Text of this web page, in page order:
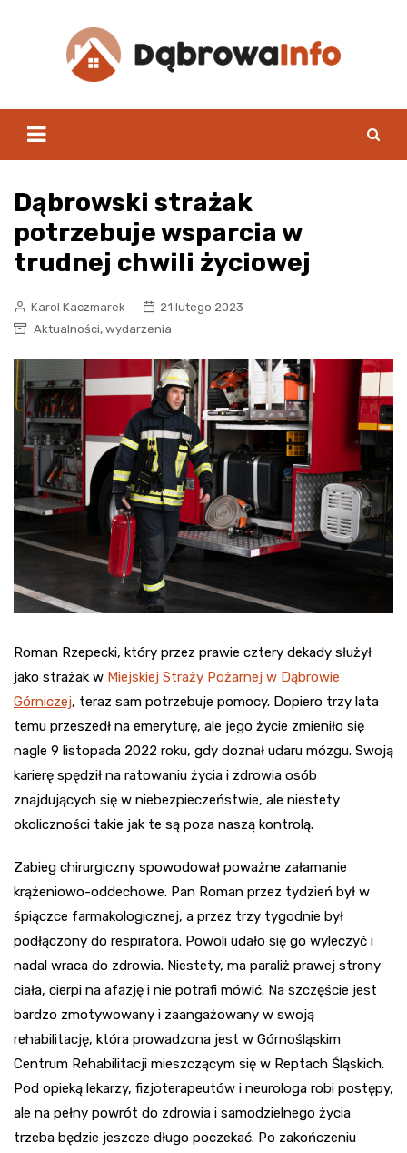
Dąbrowski strażak
potrzebuje wsparcia w
trudnej chwili życiowej
Karol Kaczmarek
21 lutego 2023
Aktualności, wydarzenia
Roman Rzepecki, który przez prawie cztery dekady służył
jako strażak w Miejskiej Straży Pożarnej w Dąbrowie
Górniczej, teraz sam potrzebuje pomocy. Dopiero trzy lata
temu przeszedł na emeryturę, ale jego życie zmieniło się
nagle 9 listopada 2022 roku, gdy doznał udaru mózgu. Swoją
karierę spędził na ratowaniu życia i zdrowia osób
znajdujących się w niebezpieczeństwie, ale niestety
okoliczności takie jak te są poza naszą kontrolą.
Zabieg chirurgiczny spowodował poważne załamanie
krążeniowo-oddechowe. Pan Roman przez tydzień był w
śpiączce farmakologicznej, a przez trzy tygodnie był
podłączony do respiratora. Powoli udało się go wyleczyć i
nadal wraca do zdrowia. Niestety, ma paraliż prawej strony
ciała, cierpi na afazję i nie potrafi mówić. Na szczęście jest
bardzo zmotywowany i zaangażowany w swoją
rehabilitację, która prowadzona jest w Górnośląskim
Centrum Rehabilitacji mieszczącym się w Reptach Śląskich.
Pod opieką lekarzy, fizjoterapeutów i neurologa robi postępy,
ale na pełny powrót do zdrowia i samodzielnego życia
trzeba będzie jeszcze długo poczekać. Po zakończeniu